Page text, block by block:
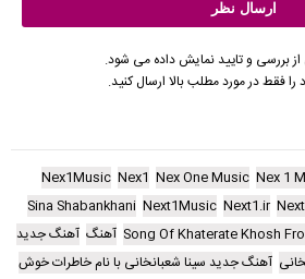
بررسی و تایید نمایش داده می شود.
را فقط در مورد مطلب بالا ارسال کنید.
Nex 1
Nex One Music
Nex1
Nex1Music
Next1.ir
Next1Music
Sina Shabankhani
Song Of Khaterate Khosh آهنگ آهنگ جدید
آهنگ جدید سینا شعبانخانی با نام خاطرات خوش